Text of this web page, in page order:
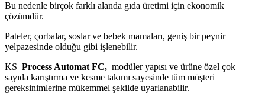
Bu nedenle birçok farklı alanda gıda üretimi için ekonomik
çözümdür.
Pateler, çorbalar, soslar ve bebek mamaları, geniş bir peynir
yelpazesinde olduğu gibi işlenebilir.
KS Process Automat FC, modüler yapısı ve ürüne özel çok
sayıda karıştırma ve kesme takımı sayesinde tüm müşteri
gereksinimlerine mükemmel şekilde uyarlanabilir.